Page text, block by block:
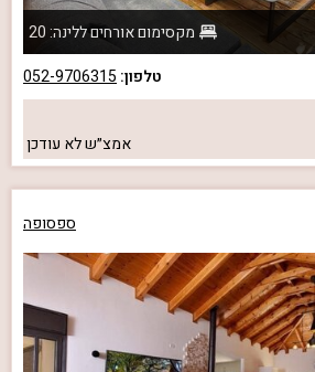
מקסימום אורחים ללינה: 20
טלפון: 052-9706315
אמצ״שלא עודכן
ספסופה